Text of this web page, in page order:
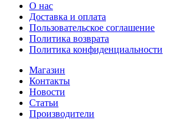
О нас
Доставка и оплата
Пользовательское соглашение
Политика возврата
Политика конфиденциальности
Магазин
Контакты
Новости
Статьи
Производители